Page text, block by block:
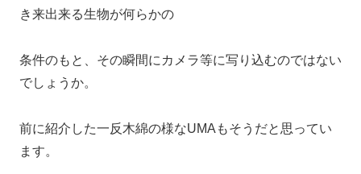
き来出来る生物が何らかの
条件のもと、その瞬間にカメラ等に写り込むのではない
でしょうか。
前に紹介した一反木綿の様なUMAもそうだと思ってい
ます。